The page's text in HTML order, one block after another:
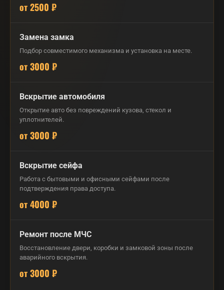
от 2500 ₽
Замена замка
Подбор совместимого механизма и установка на месте.
от 3000 ₽
Вскрытие автомобиля
Открытие авто без повреждений кузова, стекол и
уплотнителей.
от 3000 ₽
Вскрытие сейфа
Работа с бытовыми и офисными сейфами после
подтверждения права доступа.
от 4000 ₽
Ремонт после МЧС
Восстановление двери, коробки и замковой зоны после
аварийного вскрытия.
от 3000 ₽